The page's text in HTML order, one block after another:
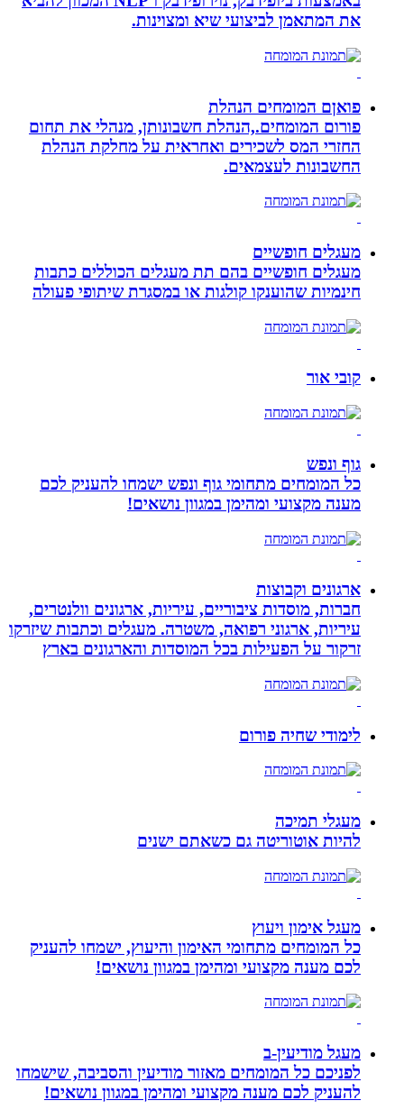
את המתאמן לביצועי שיא ומצוינות.
פואןם המומחים הנהלת
פורום המומחים.,הנהלת חשבונותן, מנהלי את תחום
החזרי המס לשכירים ואחראית על מחלקת הנהלת
החשבונות לעצמאים.
מעגלים חופשיים
מעגלים חופשיים בהם תת מעגלים הכוללים כתבות
חינמיות שהוענקו קולגות או במסגרת שיתופי פעולה
קובי אור
גוף ונפש
כל המומחים מתחומי גוף ונפש ישמחו להעניק לכם
מענה מקצועי ומהימן במגוון נושאים!
ארגונים וקבוצות
חברות, מוסדות ציבוריים, עיריות, ארגונים וולנטרים,
עיריות, ארגוני רפואה, משטרה. מעגלים וכתבות שיזרקו
זרקור על הפעילות בכל המוסדות והארגונים בארץ
לימודי שחיה פורום
מעגלי תמיכה
להיות אוטוריטה גם כשאתם ישנים
מעגל אימון ויעוץ
כל המומחים מתחומי האימון והיעוץ, ישמחו להעניק
לכם מענה מקצועי ומהימן במגוון נושאים!
מעגל מודיעין-ב
לפניכם כל המומחים מאזור מודיעין והסביבה, שישמחו
להעניק לכם מענה מקצועי ומהימן במגוון נושאים!